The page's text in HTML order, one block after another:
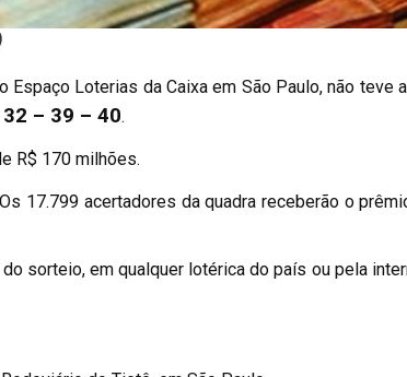
Loterias da Caixa em São Paulo, não teve
– 39 – 40.
R$ 170 milhões.
17.799 acertadores da quadra receberão o
sorteio, em qualquer lotérica do país ou pela